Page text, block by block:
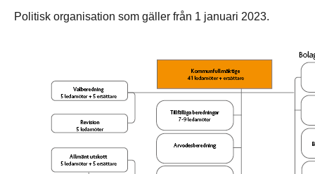
Politisk organisation som gäller från 1 januari 2023.